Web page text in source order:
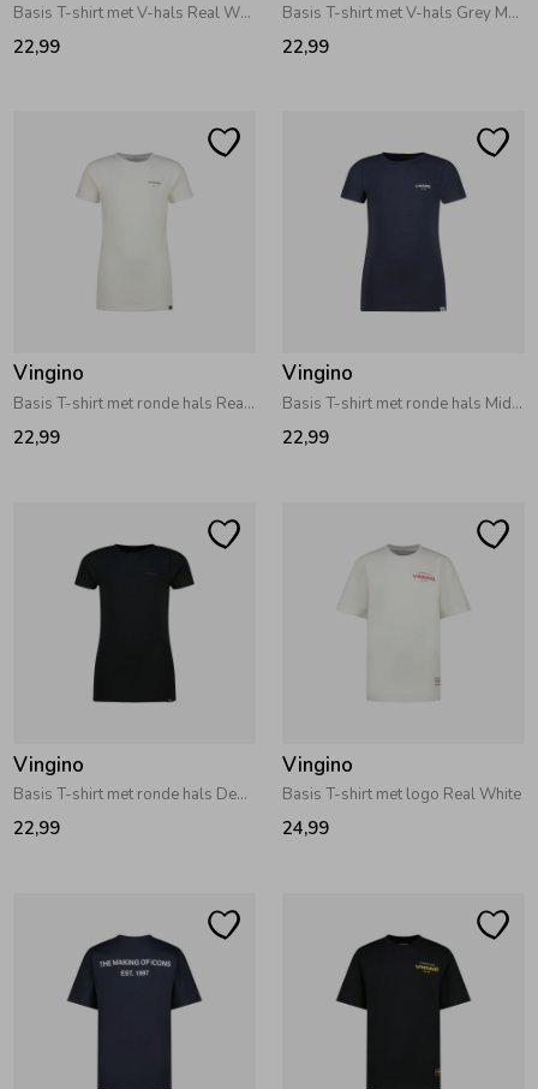
Basis T-shirt met V-hals Real White
22,99
Basis T-shirt met V-hals Grey Melee
22,99
Vingino
Basis T-shirt met ronde hals Real White
22,99
Vingino
Basis T-shirt met ronde hals Midnight Blue
22,99
Vingino
Basis T-shirt met ronde hals Deep Black
22,99
Vingino
Basis T-shirt met logo Real White
24,99